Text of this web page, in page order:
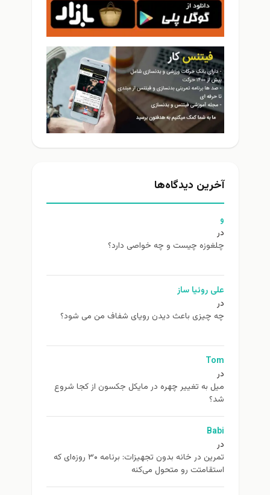
آخرین دیدگاه‌ها
و
در
چلغوزه چیست و چه خواصی دارد؟
علی روئیا ساز
در
چه چیزی باعث دیدن رویای شفاف من می شود؟
Tom
در
ميل به تغيير چهره در مایکل جکسون از كجا شروع
شد؟
Babi
در
تمرین در خانه بدون تجهیزات: برنامه ۳۰ روزه‌ای که
استقامتت رو متحول می‌کنه